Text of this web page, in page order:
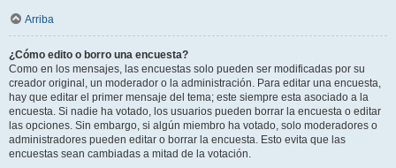
Arriba
¿Cómo edito o borro una encuesta?
Como en los mensajes, las encuestas solo pueden ser modificadas por su
creador original, un moderador o la administración. Para editar una encuesta,
hay que editar el primer mensaje del tema; este siempre esta asociado a la
encuesta. Si nadie ha votado, los usuarios pueden borrar la encuesta o editar
las opciones. Sin embargo, si algún miembro ha votado, solo moderadores o
administradores pueden editar o borrar la encuesta. Esto evita que las
encuestas sean cambiadas a mitad de la votación.